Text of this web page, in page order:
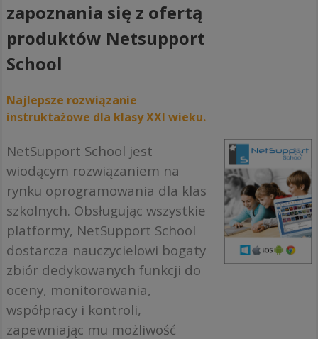
zapoznania się z ofertą
produktów Netsupport
School
Najlepsze rozwiązanie
instruktażowe dla klasy XXI wieku.
NetSupport School jest
wiodącym rozwiązaniem na
rynku oprogramowania dla klas
szkolnych. Obsługując wszystkie
platformy, NetSupport School
dostarcza nauczycielowi bogaty
zbiór dedykowanych funkcji do
oceny, monitorowania,
współpracy i kontroli,
zapewniając mu możliwość